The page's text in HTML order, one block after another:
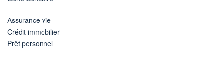
Assurance vie
Crédit immobilier
Prêt personnel